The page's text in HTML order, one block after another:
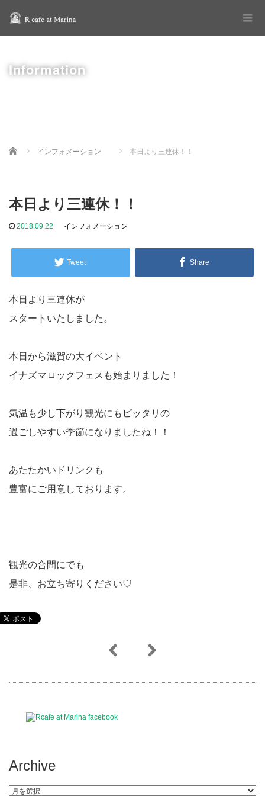
Information
Home インフォメーション 本日より三連休！！
本日より三連休！！
2018.09.22 インフォメーション
Tweet Share
本日より三連休が
スタートいたしました。
本日から滋賀の大イベント
イナズマロックフェスも始まりました！
気温も少し下がり観光にもピッタリの
過ごしやすい季節になりましたね！！
あたたかいドリンクも
豊富にご用意しております。
観光の合間にでも
是非、お立ち寄りください♡
Archive
Archive